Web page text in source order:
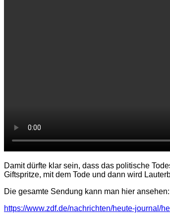
Damit dürfte klar sein, dass das politische
Giftspritze, mit dem Tode und dann wird
Die gesamte Sendung kann man hier ansehen:
https://www.zdf.de/nachrichten/heute-journal/